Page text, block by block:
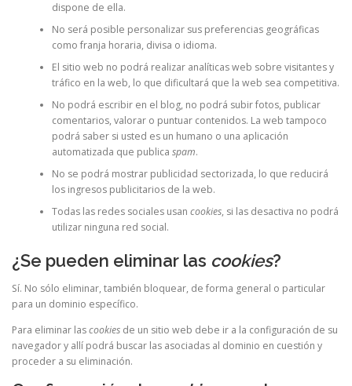
dispone de ella.
No será posible personalizar sus preferencias geográficas
como franja horaria, divisa o idioma.
El sitio web no podrá realizar analíticas web sobre visitantes y
tráfico en la web, lo que dificultará que la web sea competitiva.
No podrá escribir en el blog, no podrá subir fotos, publicar
comentarios, valorar o puntuar contenidos. La web tampoco
podrá saber si usted es un humano o una aplicación
automatizada que publica spam.
No se podrá mostrar publicidad sectorizada, lo que reducirá
los ingresos publicitarios de la web.
Todas las redes sociales usan cookies, si las desactiva no podrá
utilizar ninguna red social.
¿Se pueden eliminar las cookies?
Sí. No sólo eliminar, también bloquear, de forma general o particular
para un dominio específico.
Para eliminar lascookies de un sitio web debe ir a la configuración de su
navegador y allí podrá buscar las asociadas al dominio en cuestión y
proceder a su eliminación.